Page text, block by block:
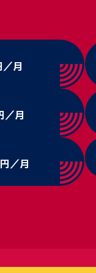
／月
／月
円／月